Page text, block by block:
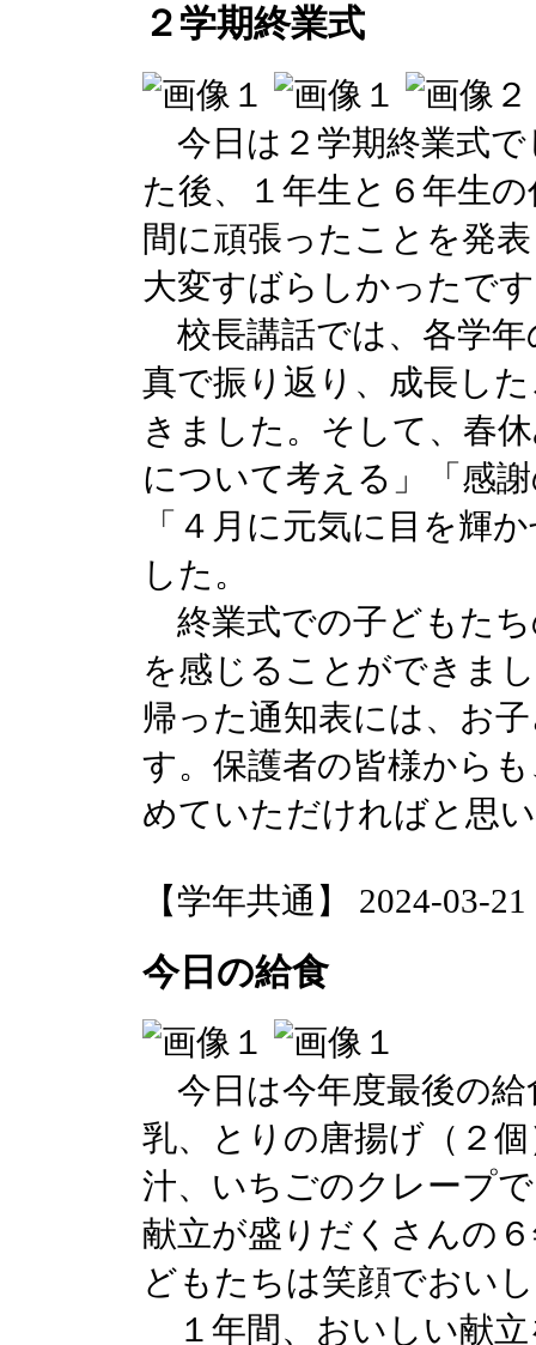
２学期終業式
今日は２学期終業式で
た後、１年生と６年生
間に頑張ったことを発
大変すばらしかったで
校長講話では、各学年
真で振り返り、成長し
きました。そして、春
について考える」「感
「４月に元気に目を輝
した。
終業式での子どもた
を感じることができま
帰った通知表には、お
す。保護者の皆様から
めていただければと思
【学年共通】 2024-03-
今日の給食
今日は今年度最後の給
乳、とりの唐揚げ（２
汁、いちごのクレープ
献立が盛りだくさんの
どもたちは笑顔でおい
１年間、おいしい献